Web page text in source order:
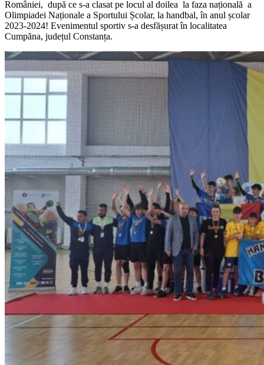
României, după ce s-a clasat pe locul al doilea la faza națională a
Olimpiadei Naționale a Sportului Școlar, la handbal, în anul școlar
2023-2024! Evenimentul sportiv s-a desfășurat în localitatea
Cumpăna, județul Constanța.